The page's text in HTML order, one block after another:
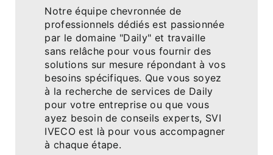
Notre équipe chevronnée de
professionnels dédiés est passionnée
par le domaine "Daily" et travaille
sans relâche pour vous fournir des
solutions sur mesure répondant à vos
besoins spécifiques. Que vous soyez
à la recherche de services de Daily
pour votre entreprise ou que vous
ayez besoin de conseils experts, SVI
IVECO est là pour vous accompagner
à chaque étape.